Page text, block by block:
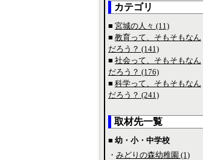
カテゴリ
■ 宮城の人々 (11)
■ 教育って、そもそもなん
だろう？ (141)
■ 社会って、そもそもなん
だろう？ (176)
■ 科学って、そもそもなん
だろう？ (241)
取材先一覧
■ 幼・小・中学校
・ みどりの森幼稚園 (1)